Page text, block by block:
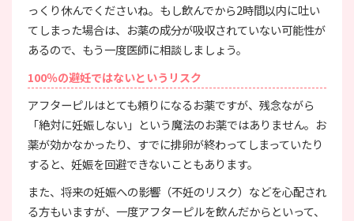
っくり休んでくださいね。もし飲んでから2時間以内に吐い
てしまった場合は、お薬の成分が吸収されていない可能性が
あるので、もう一度医師に相談しましょう。
100％の避妊ではないというリスク
アフターピルはとても頼りになるお薬ですが、残念ながら
「絶対に妊娠しない」という魔法のお薬ではありません。お
薬が効かなかったり、すでに排卵が終わってしまっていたり
すると、妊娠を回避できないこともあります。
また、将来の妊娠への影響（不妊のリスク）などを心配され
る方もいますが、一度アフターピルを飲んだからといって、